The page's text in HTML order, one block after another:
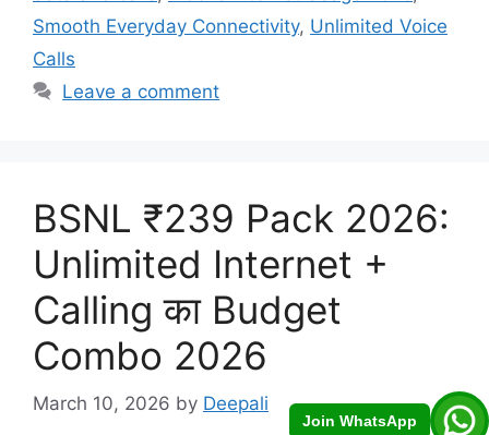
Join WhatsApp
Smooth Everyday Connectivity, Unlimited Voice
Calls
Leave a comment
BSNL ₹239 Pack 2026:
Unlimited Internet +
Calling का Budget
Combo 2026
March 10, 2026 by Deepali